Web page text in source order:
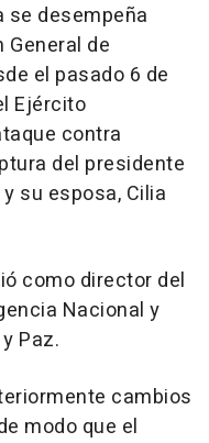
se desempeña
de
el pasado 6 de
Ejército
contra
del presidente
su esposa, Cilia
como director del
Nacional y
Paz.
cambios
modo que el